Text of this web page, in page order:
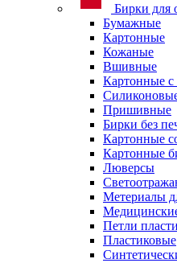
Бирки для
Бумажные
Картонные
Кожаные
Вшивные
Картонные с
Пришивные
Бирки без
Картонные
Картонные
Люверсы
Метериалы
Петли
Пластиковые